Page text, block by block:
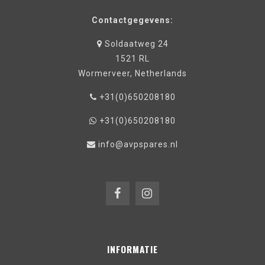
Contactgegevens:
Soldaatweg 24
1521 RL
Wormerveer, Netherlands
+31(0)650208180
+31(0)650208180
info@avpspares.nl
INFORMATIE